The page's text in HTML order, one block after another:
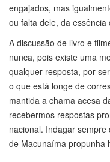
engajados, mas
ou falta dele, da essência
A discussão de livro e
nunca, pois existe uma
qualquer resposta, por
o que está longe de
mantida a chama acesa
recebermos respostas
nacional. Indagar
de Macunaíma propunha